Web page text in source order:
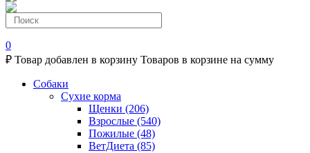
0
₽ Товар добавлен в корзину Товаров в корзине на сумму
Собаки
Сухие корма
Щенки (206)
Взрослые (540)
Пожилые (48)
ВетДиета (85)